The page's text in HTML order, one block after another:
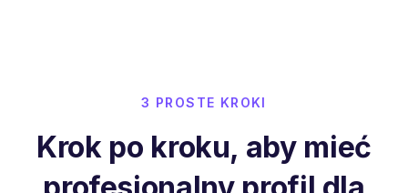
3 PROSTE KROKI
Krok po kroku, aby mieć